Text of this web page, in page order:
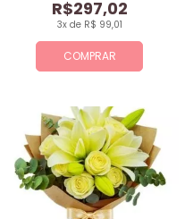
COMPRAR
3x de R$ 99,01
R$297,02